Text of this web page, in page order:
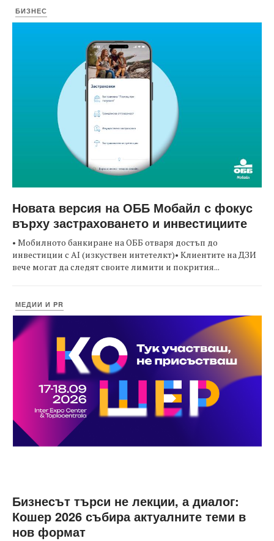
БИЗНЕС
Новата версия на ОББ Мобайл с фокус
върху застраховането и инвестициите
• Мобилното банкиране на ОББ отваря достъп до
инвестиции с AI (изкуствен интетелкт)• Клиентите на ДЗИ
вече могат да следят своите лимити и покрития...
МЕДИИ И PR
Бизнесът търси не лекции, а диалог:
Кошер 2026 събира актуалните теми в
нов формат